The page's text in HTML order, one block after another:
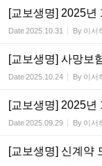
[교보생명] 2025년
Date2025.10.31 By 이서
[교보생명] 사망보
Date2025.10.24 By 이서
[교보생명] 2025년
Date2025.09.29 By 이서
[교보생명] 신계약